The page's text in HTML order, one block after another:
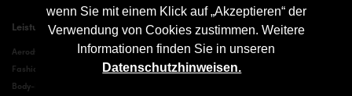
wenn Sie mit einem Klick auf „Akzeptieren“ der
Verwendung von Cookies zustimmen. Weitere
Informationen finden Sie in unseren
Datenschutzhinweisen.
Leistungen
Aerodynamik
Fashion
Body-Kit-Finder
Aerodynamik
Audi Tuning
BMW Tuning